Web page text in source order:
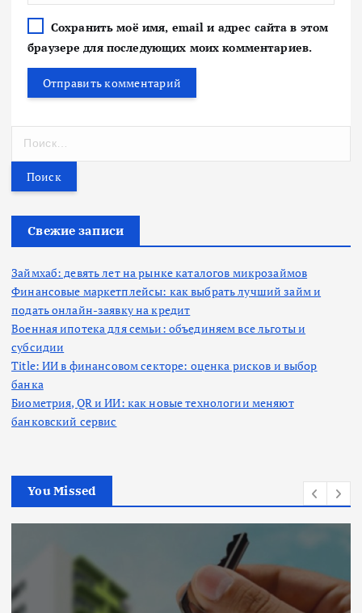
Сохранить моё имя, email и адрес сайта в этом
браузере для последующих моих комментариев.
т
Свежие записи
Займхаб: девять лет на рынке каталогов микрозаймов
Финансовые маркетплейсы: как выбрать лучший займ и
подать онлайн-заявку на кредит
Военная ипотека для семьи: объединяем все льготы и
субсидии
Title: ИИ в финансовом секторе: оценка рисков и выбор
банка
Биометрия, QR и ИИ: как новые технологии меняют
банковский сервис
You Missed